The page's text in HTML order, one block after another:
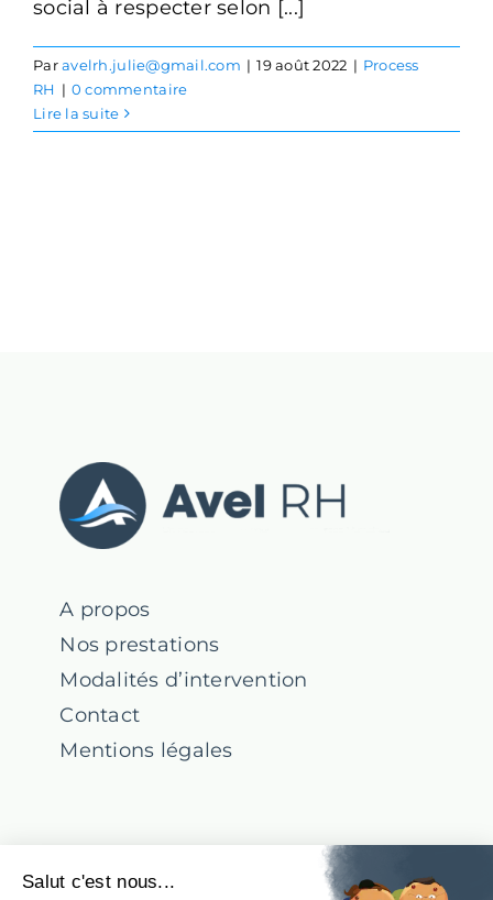
social à respecter selon [...]
Paravelrh.julie@gmail.com | 19 août 2022 | Process
RH | 0 commentaire
Lire la suite
A propos
Nos prestations
Modalités d’intervention
Contact
Mentions légales
Salut c'est nous...